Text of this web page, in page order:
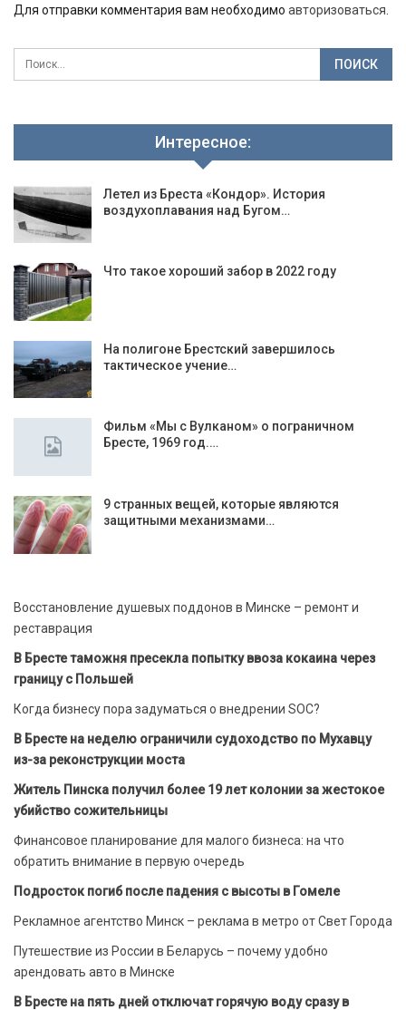
Для отправки комментария вам необходимо авторизоваться
Интересное:
Летел из Бреста «Кондор». История
воздухоплавания над Бугом…
Что такое хороший забор в 2022 году
На полигоне Брестский завершилось
тактическое учение…
Фильм «Мы с Вулканом» о пограничном
Бресте, 1969 год.…
9 странных вещей, которые являются
защитными механизмами…
Восстановление душевых поддонов в Минске – ремонт и
реставрация
В Бресте таможня пресекла попытку ввоза кокаина через
границу с Польшей
Когда бизнесу пора задуматься о внедрении SOC?
В Бресте на неделю ограничили судоходство по Мухавцу
из-за реконструкции моста
Житель Пинска получил более 19 лет колонии за жестокое
убийство сожительницы
Финансовое планирование для малого бизнеса: на что
обратить внимание в первую очередь
Подросток погиб после падения с высоты в Гомеле
Рекламное агентство Минск – реклама в метро от Свет Города
Путешествие из России в Беларусь – почему удобно
арендовать авто в Минске
В Бресте на пять дней отключат горячую воду сразу в